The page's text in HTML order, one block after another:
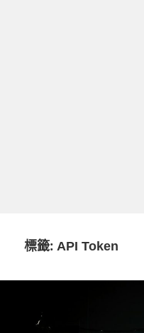
標籤:API Token